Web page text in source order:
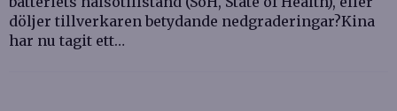
döljer tillverkaren betydande nedgraderingar?Kina
har nu tagit ett…